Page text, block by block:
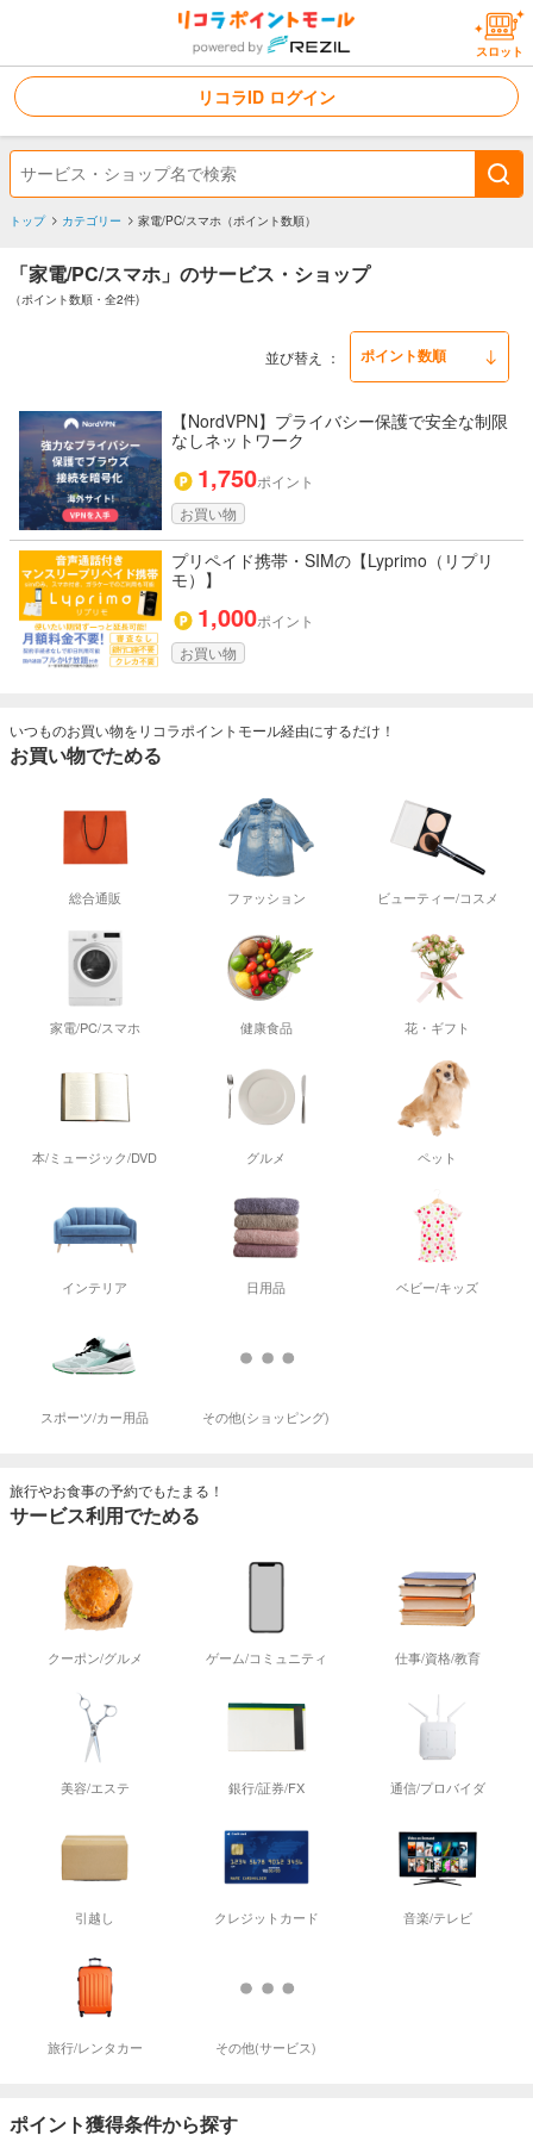
スロット
リコラID ログイン
トップ カテゴリー 家電/PC/スマホ（ポイント数順）
「家電/PC/スマホ」のサービス・ショップ
（ポイント数順・全2件)
並び替え
【NordVPN】プライバシー保護で安全な制限
なしネットワーク
1,750ポイント
お買い物
プリペイド携帯・SIMの【Lyprimo（リプリ
モ）】
1,000ポイント
お買い物
いつものお買い物をリコラポイントモール経由にするだけ！
お買い物でためる
総合通販 ファッション ビューティー/コスメ
家電/PC/スマホ 健康食品 花・ギフト
本/ミュージック/DVD グルメ ペット
インテリア 日用品 ベビー/キッズ
スポーツ/カー用品 その他(ショッピング)
旅行やお食事の予約でもたまる！
サービス利用でためる
クーポン/グルメ ゲーム/コミュニティ 仕事/資格/教育
美容/エステ 銀行/証券/FX 通信/プロバイダ
引越し クレジットカード 音楽/テレビ
旅行/レンタカー その他(サービス)
ポイント獲得条件から探す